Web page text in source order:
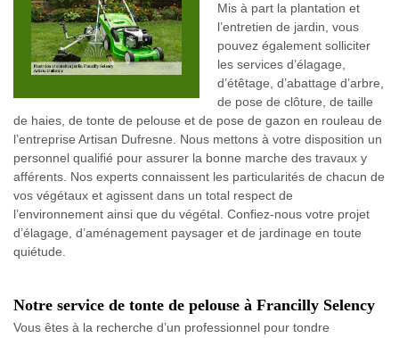
Mis à part la plantation et
l’entretien de jardin, vous
pouvez également solliciter
les services d’élagage,
d’étêtage, d’abattage d’arbre,
de pose de clôture, de taille
de haies, de tonte de pelouse et de pose de gazon en rouleau de
l’entreprise Artisan Dufresne. Nous mettons à votre disposition un
personnel qualifié pour assurer la bonne marche des travaux y
afférents. Nos experts connaissent les particularités de chacun de
vos végétaux et agissent dans un total respect de
l’environnement ainsi que du végétal. Confiez-nous votre projet
d’élagage, d’aménagement paysager et de jardinage en toute
quiétude.
Notre service de tonte de pelouse à Francilly Selency
Vous êtes à la recherche d’un professionnel pour tondre